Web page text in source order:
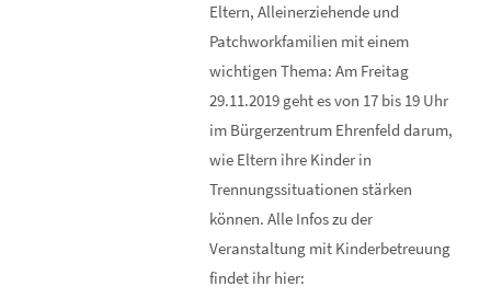
Eltern, Alleinerziehende und
Patchworkfamilien mit einem
wichtigen Thema: Am Freitag
29.11.2019 geht es von 17 bis 19 Uhr
im Bürgerzentrum Ehrenfeld darum,
wie Eltern ihre Kinder in
Trennungssituationen stärken
können. Alle Infos zu der
Veranstaltung mit Kinderbetreuung
findet ihr hier: